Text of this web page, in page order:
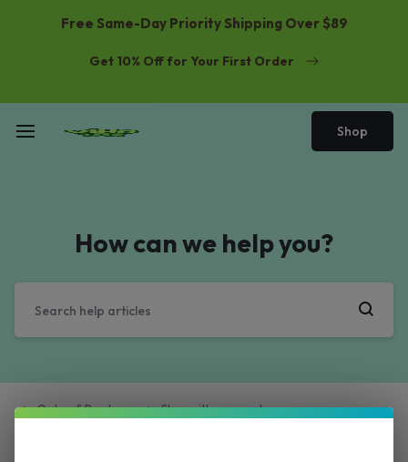
Free Same-Day Priority Shipping Over $89
Get 10% Off for Your First Order
Shop
How can we help you?
Orders & Purchases Shop with an expert